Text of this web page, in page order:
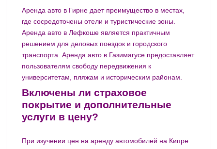
Аренда авто в Гирне дает преимущество в местах,
где сосредоточены отели и туристические зоны.
Аренда авто в Лефкоше является практичным
решением для деловых поездок и городского
транспорта. Аренда авто в Газимагусе предоставляет
пользователям свободу передвижения к
университетам, пляжам и историческим районам.
Включены ли страховое
покрытие и дополнительные
услуги в цену?
При изучении цен на аренду автомобилей на Кипре